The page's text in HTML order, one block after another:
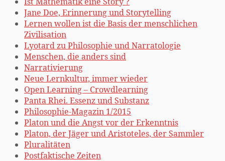
Jane Doe, Erinnerung und Storytelling
Lernen wollen ist die Basis der menschlichen
Zivilisation
Lyotard zu Philosophie und Narratologie
Menschen, die anders sind
Narrativierung
Neue Lernkultur, immer wieder
Open Learning – Crowdlearning
Panta Rhei. Essenz und Substanz
Philosophie-Magazin 1/2015
Platon und die Angst vor der Erkenntnis
Platon, der Jäger und Aristoteles, der Sammler
Pluralitäten
Postfaktische Zeiten